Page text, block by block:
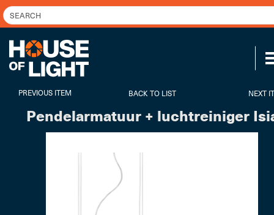
BACK TO LIST
PREVIOUS ITEM NEXT
Pendelarmatuur + luchtreiniger